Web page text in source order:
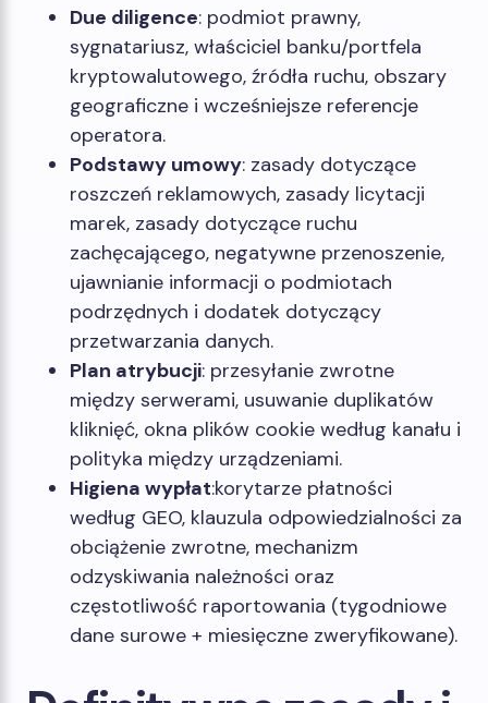
Due diligence: podmiot prawny,
sygnatariusz, właściciel banku/portfela
kryptowalutowego, źródła ruchu, obszary
geograficzne i wcześniejsze referencje
operatora.
Podstawy umowy: zasady dotyczące
roszczeń reklamowych, zasady licytacji
marek, zasady dotyczące ruchu
zachęcającego, negatywne przenoszenie,
ujawnianie informacji o podmiotach
podrzędnych i dodatek dotyczący
przetwarzania danych.
Plan atrybucji: przesyłanie zwrotne
między serwerami, usuwanie duplikatów
kliknięć, okna plików cookie według kanału i
polityka między urządzeniami.
Higiena wypłat:korytarze płatności
według GEO, klauzula odpowiedzialności za
obciążenie zwrotne, mechanizm
odzyskiwania należności oraz
częstotliwość raportowania (tygodniowe
dane surowe + miesięczne zweryfikowane).